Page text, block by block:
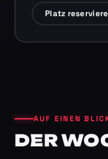
Platz
AUF EINEN
DER